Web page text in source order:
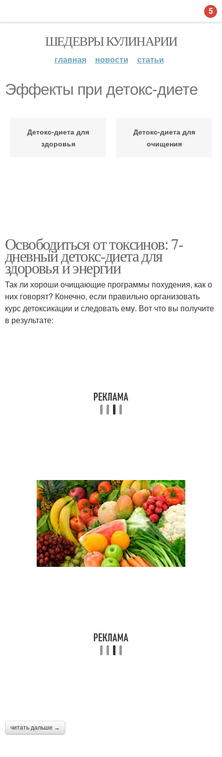
ШЕДЕВРЫ КУЛИНАРИИ
главная новости статьи
Эффекты при детокс-диете
Детокс-диета для
здоровья
Детокс-диета для
очищения
Освободиться от токсинов: 7-
дневный детокс-диета для
здоровья и энергии
Так ли хороши очищающие программы похудения, как о
них говорят? Конечно, если правильно организовать
курс детоксикации и следовать ему. Вот что вы получите
в результате:
читать дальше →
5